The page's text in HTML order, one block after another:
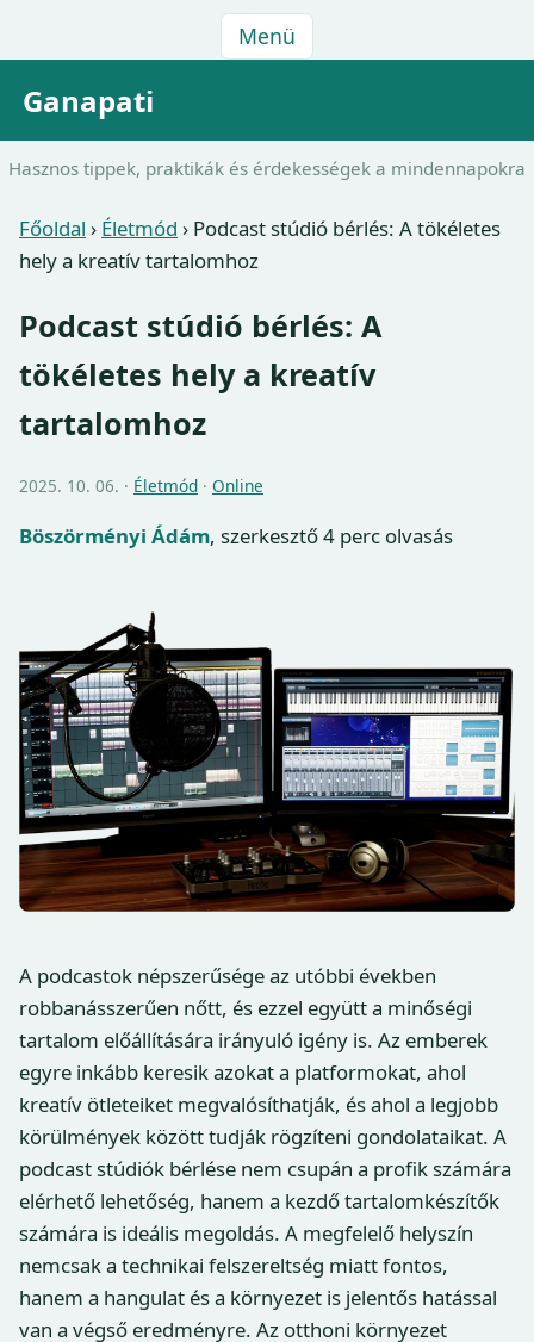
Menü
Ganapati
Hasznos tippek, praktikák és érdekességek a mindennapokra
Főoldal › Életmód › Podcast stúdió bérlés: A tökéletes
hely a kreatív tartalomhoz
Podcast stúdió bérlés: A
tökéletes hely a kreatív
tartalomhoz
2025. 10. 06. · Életmód · Online
Böszörményi Ádám, szerkesztő4 perc olvasás
A podcastok népszerűsége az utóbbi években
robbanásszerűen nőtt, és ezzel együtt a minőségi
tartalom előállítására irányuló igény is. Az emberek
egyre inkább keresik azokat a platformokat, ahol
kreatív ötleteiket megvalósíthatják, és ahol a legjobb
körülmények között tudják rögzíteni gondolataikat. A
podcast stúdiók bérlése nem csupán a profik számára
elérhető lehetőség, hanem a kezdő tartalomkészítők
számára is ideális megoldás. A megfelelő helyszín
nemcsak a technikai felszereltség miatt fontos,
hanem a hangulat és a környezet is jelentős hatással
van a végső eredményre. Az otthoni környezet